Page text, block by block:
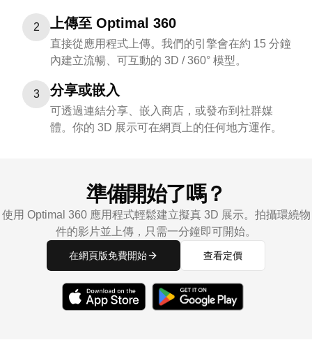
2 上傳至 Optimal 360
直接從應用程式上傳。我們的引擎會在約 15 分鐘
內建立流暢、可互動的 3D / 360° 模型。
3 分享或嵌入
可透過連結分享、嵌入商店，或發布到社群媒
體。你的 3D 展示可在網頁上的任何地方運作。
準備開始了嗎？
使用 Optimal 360 應用程式輕鬆建立擬真 3D 展示。拍攝環繞物
件的影片並上傳，只需一分鐘即可開始。
在網頁版免費開始 查看定價